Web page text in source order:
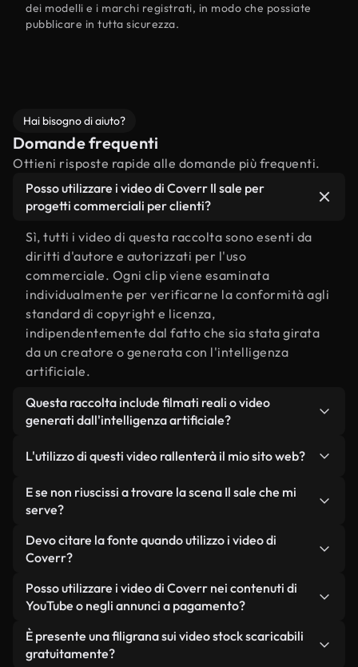
dei modelli e i marchi registrati, in modo che possiate
pubblicare in tutta sicurezza.
Hai bisogno di aiuto?
Domande frequenti
Ottieni risposte rapide alle domande più frequenti.
Posso utilizzare i video di Coverr Il sale per
progetti commerciali per clienti?
Sì, tutti i video di questa raccolta sono esenti da
diritti d'autore e autorizzati per l'uso
commerciale. Ogni clip viene esaminata
individualmente per verificarne la conformità agli
standard di copyright e licenza,
indipendentemente dal fatto che sia stata girata
da un creatore o generata con l'intelligenza
artificiale.
Questa raccolta include filmati reali o video
generati dall'intelligenza artificiale?
da filmati reali, girati da persone, relativi a Il sale,
e da video generati dall'intelligenza artificiale.
Ogni video è chiaramente etichettato, così saprai
L'utilizzo di questi video rallenterà il mio sito web?
Non se scegli le nostre versioni ottimizzate.
Offriamo formati leggeri e pronti per il web,
mantengono alta la qualità, riducono al minimo i
tempi di caricamento e migliorano parametri
come LCP.
E se non riuscissi a trovare la scena Il sale che mi
serve?
Puoi crearne uno all'istante utilizzando Coverr AI
Studio. Ti basta descrivere la scena, ad esempio "Il
secondi un video personalizzato in conformità con
i nostri standard di licenza.
Devo citare la fonte quando utilizzo i video di
Coverr?
Non è richiesto alcun riconoscimento dell'autore.
Tutti i video presenti nella nostra libreria sono
senza citare il creatore, sebbene sia sempre
gradito.
Posso utilizzare i video di Coverr nei contenuti di
YouTube o negli annunci a pagamento?
Sì. Tutti i filmati di Coverr possono essere utilizzati
in video monetizzati su YouTube, promozioni sui
È presente una filigrana sui video stock scaricabili
gratuitamente?